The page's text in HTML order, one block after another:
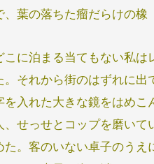
、葉の落ちた瘤だらけの橡
こに泊まる当てもない私は
。それから街のはずれに出
を入れた大きな鏡をはめこ
、せっせとコップを磨い
た。客のいない卓子のうえ